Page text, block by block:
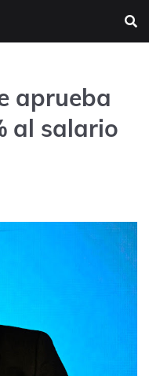
aprueba
al salario